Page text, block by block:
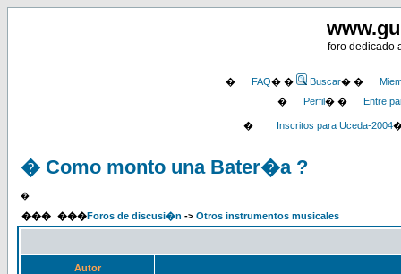
foro dedicado
� FAQ� � Buscar� �
�
Perfil� � Entre
� Inscritos para Uceda-2004
� Como monto una Bater�a ?
�
��� ���Foros de discusi�n -> Otros instrumentos musicales
Autor